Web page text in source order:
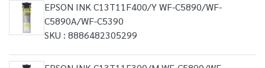
EPSON INK C13T11F400/Y WF-C5890/WF-
C5890A/WF-C5390
SKU : 8886482305299